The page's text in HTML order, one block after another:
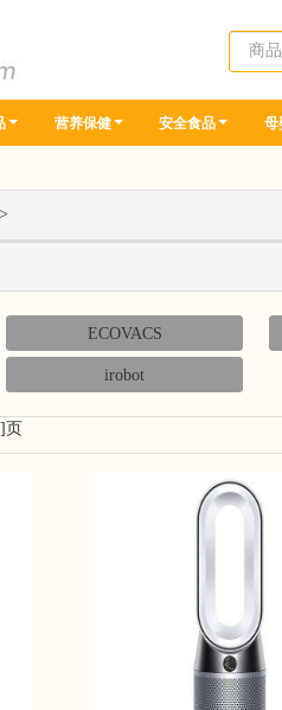
营养保健 安全食品 母
ECOVACS
irobot
页